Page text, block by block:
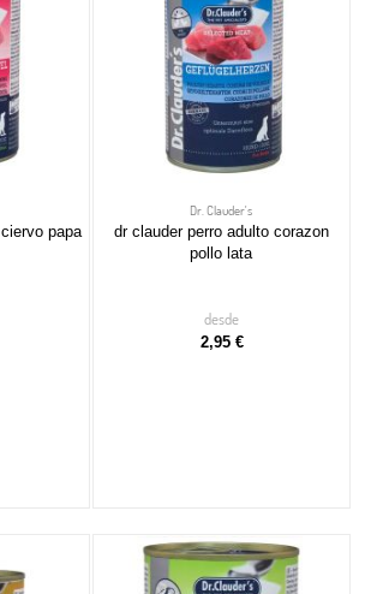
papa
Dr. Clauder's
dr clauder perro adulto corazon
pollo lata
desde
2,95 €